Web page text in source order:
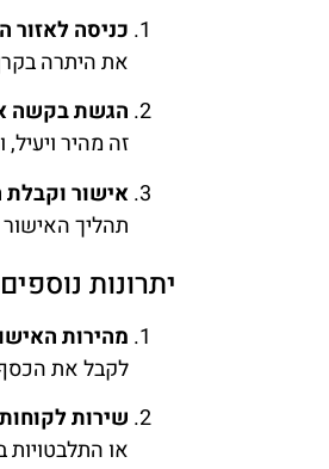
כניסה
את היתרה
הגשת בקשה
זה מהיר
אישור
תהליך
יתרונות
מהירות
לקבל את
שירות
או התלבטויות